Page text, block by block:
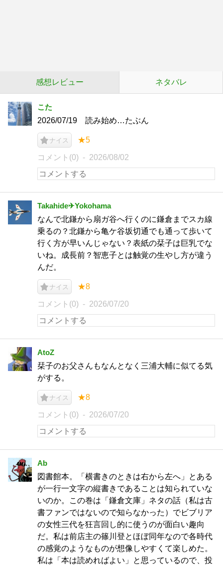
感想レビュー ネタバレ
こた
2026/07/19 読み始め…たぶん
ナイス ★5
コメント(0) 2026/08/02
Takahide✈Yokohama
なんで北鎌から扇ガ谷へ行くのに鎌倉までスカ線
乗るの？北鎌から亀ケ谷坂切通でも通って歩いて
行く方が早いんじゃない？表紙の栞子は巨乳でな
いね。成長前？智恵子とは触覚の生やし方が違う
んだ。
ナイス ★8
コメント(0) 2026/07/20
AtoZ
栞子のお父さんもなんとなく三浦大輔に似てる気
がする。
ナイス ★8
コメント(0) 2026/07/20
Ab
図書館本。「横書きのときは右から左へ」とある
が一行一文字の縦書きであることは知られていな
いのか。この巻は「鎌倉文庫」ネタの話（私は古
書ファンではないので知らなかった）でビブリア
の女性三代を狂言回し的に使うのが面白い趣向
だ。私は前店主の篠川登とほぼ同年なので各時代
の感覚のようなものが想像しやすくて楽しめた。
私は「本は読めればよい」と思っているので、投